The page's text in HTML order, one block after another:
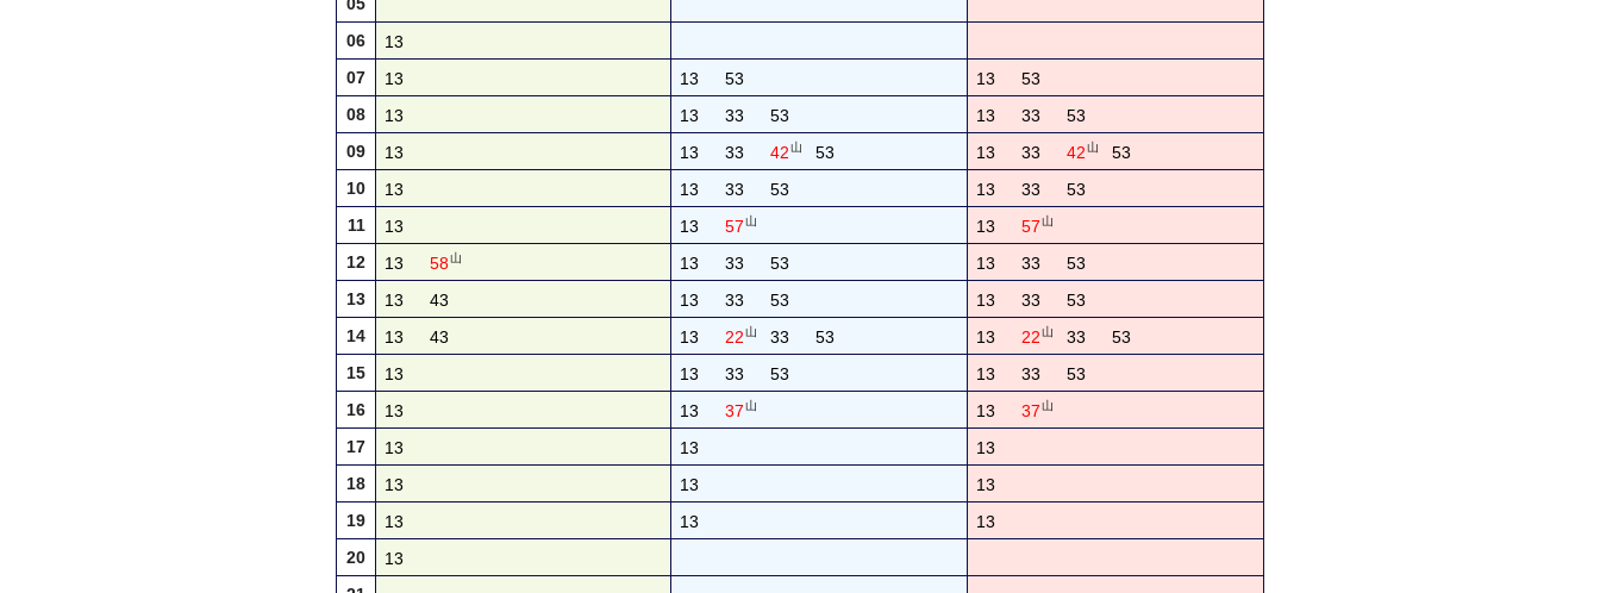
06
13
07
13 13 53 13
53
08
13 13 33 53 13 33
53
09
13 13 33 42山 53 13 33 42山
53
10
13 13 33 53 13 33
53
11
13 13 57山 13 57山
12 13 58山 13 33 53 13 33
53
13
13 43 13 33 53 13 33
53
14
13 43 13 22山 33 53 13 22山 33
53
15
13 13 33 53 13 33
53
16
13 13 37山 13 37山
17 13 13
13
18
13 13
13
19
13 13
13
20
13